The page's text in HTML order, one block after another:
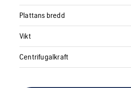
Plattans bredd
Vikt
Centrifugalkraft